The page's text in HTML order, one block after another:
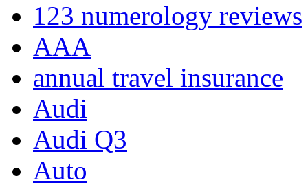
123 numerology reviews
AAA
annual travel insurance
Audi
Audi Q3
Auto